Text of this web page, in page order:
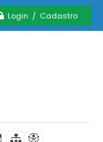
Login / Cadastro